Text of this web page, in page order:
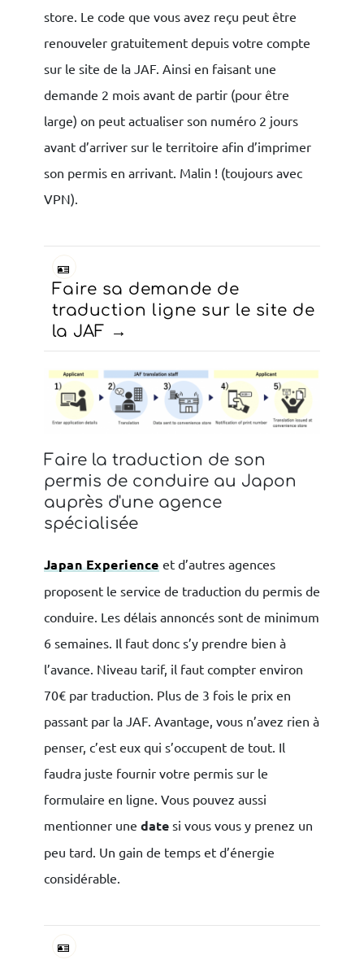
store. Le code que vous avez reçu peut être
renouveler gratuitement depuis votre compte
sur le site de la JAF. Ainsi en faisant une
demande 2 mois avant de partir (pour être
large) on peut actualiser son numéro 2 jours
avant d’arriver sur le territoire afin d’imprimer
son permis en arrivant. Malin ! (toujours avec
VPN).
🪪
Faire sa demande de
traduction ligne sur le site de
la JAF
Faire la traduction de son
permis de conduire au Japon
auprès d'une agence
spécialisée
Japan Experience et d’autres agences
proposent le service de traduction du permis de
conduire. Les délais annoncés sont de minimum
6 semaines. Il faut donc s’y prendre bien à
l’avance. Niveau tarif, il faut compter environ
70€ par traduction. Plus de 3 fois le prix en
passant par la JAF. Avantage, vous n’avez rien à
penser, c’est eux qui s’occupent de tout. Il
faudra juste fournir votre permis sur le
formulaire en ligne. Vous pouvez aussi
mentionner une datesi vous vous y prenez un
peu tard. Un gain de temps et d’énergie
considérable.
🪪